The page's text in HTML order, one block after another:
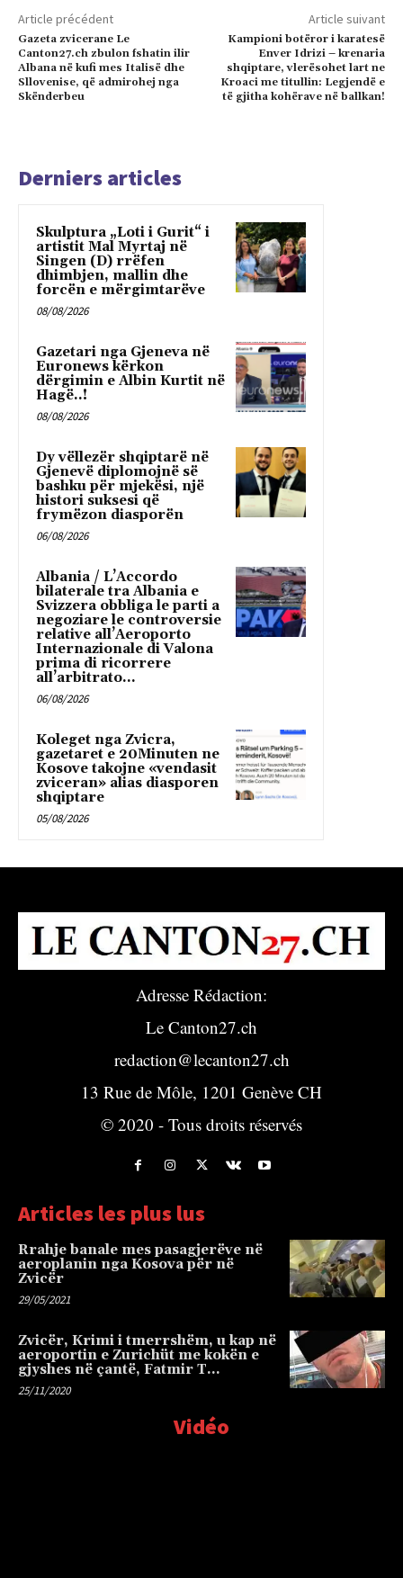
Article précédent
Gazeta zvicerane Le
Canton27.ch zbulon fshatin ilir
Albana në kufi mes Italisë dhe
Sllovenise, që admirohej nga
Skënderbeu
Article suivant
Kampioni botëror i karatesë
Enver Idrizi – krenaria
shqiptare, vlerësohet lart ne
Kroaci me titullin: Legjendë e
të gjitha kohërave në ballkan!
Derniers articles
Skulptura „Loti i Gurit“ i
artistit Mal Myrtaj në
Singen (D) rrëfen
dhimbjen, mallin dhe
forcën e mërgimtarëve
08/08/2026
Gazetari nga Gjeneva në
Euronews kërkon
dërgimin e Albin Kurtit në
Hagë..!
08/08/2026
Dy vëllezër shqiptarë në
Gjenevë diplomojnë së
bashku për mjekësi, një
histori suksesi që
frymëzon diasporën
06/08/2026
Albania / L’Accordo
bilaterale tra Albania e
Svizzera obbliga le parti a
negoziare le controversie
relative all’Aeroporto
Internazionale di Valona
prima di ricorrere
all’arbitrato...
06/08/2026
Koleget nga Zvicra,
gazetaret e 20Minuten ne
Kosove takojne «vendasit
zviceran» alias diasporen
shqiptare
05/08/2026
Adresse Rédaction:
Le Canton27.ch
redaction@lecanton27.ch
13 Rue de Môle, 1201 Genève CH
© 2020 - Tous droits réservés
Articles les plus lus
Rrahje banale mes pasagjerëve në
aeroplanin nga Kosova për në
Zvicër
29/05/2021
Zvicër, Krimi i tmerrshëm, u kap në
aeroportin e Zurichüt me kokën e
gjyshes në çantë, Fatmir T…
25/11/2020
Vidéo